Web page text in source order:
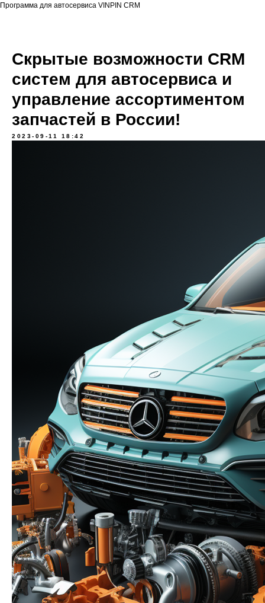
Программа для автосервиса VINPIN CRM
Скрытые возможности CRM
систем для автосервиса и
управление ассортиментом
запчастей в России!
2023-09-11 18:42